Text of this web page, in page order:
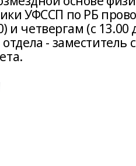
УФССП по РБ
и четвергам (с 13.00
- заместитель